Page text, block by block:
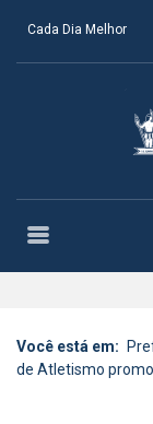
Cada Dia Melhor
Você está em:
de Atletismo